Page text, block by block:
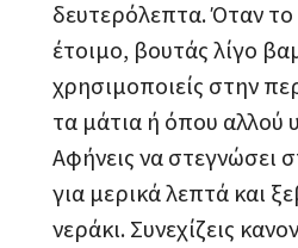
δευτερόλεπτα. Όταν το
έτοιμο, βουτάς λίγο
χρησιμοποιείς στην
τα μάτια ή όπου αλλού
Αφήνεις να
για μερικά λεπτά και
νεράκι. Συνεχίζεις